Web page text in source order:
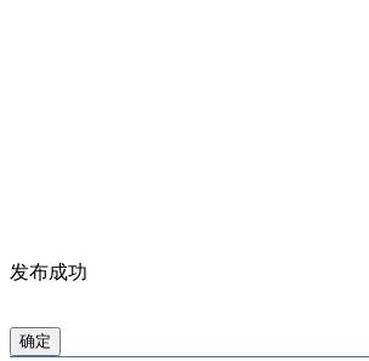
发布成功
确定